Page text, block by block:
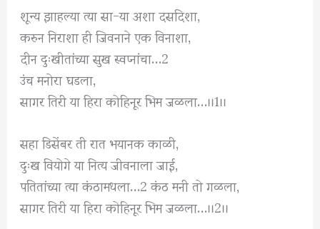
शून्य झाहल्या त्या सा-या अशा दसदिशा,
करुन निराशा ही जिवनाने एक विनाशा,
दीन दुःखीतांच्या सुख स्वप्नांचा…2
उंच मनोरा घडला,
सागर तिरी या हिरा कोहिनूर भिम जळला…।।1।।
सहा डिसेंबर ती रात भयानक काळी,
दुःख वियोगे या नित्य जीवनाला जाई,
पतितांच्या त्या कंठामधला…2 कंठ मनी तो गळला,
सागर तिरी या हिरा कोहिनूर भिम जळला…।।2।।